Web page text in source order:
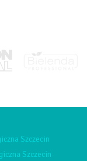
Szczecin
Szczecin